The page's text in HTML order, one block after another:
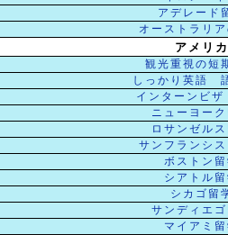
アデレード
オーストラリ
アメリカ
観光重視の短
しっかり英語
インターンビザ
ニューヨー
ロサンゼル
サンフランシ
ボストン留
シアトル留
シカゴ留
サンディエゴ
マイアミ留